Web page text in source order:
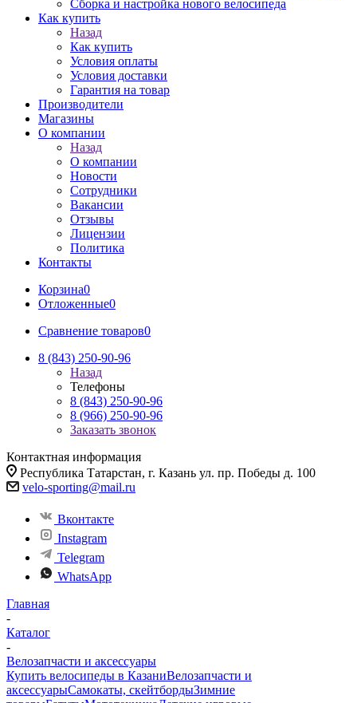
Сборка и настройка нового велосипеда
Как купить
Назад
Как купить
Условия оплаты
Условия доставки
Гарантия на товар
Производители
Магазины
О компании
Назад
О компании
Новости
Сотрудники
Вакансии
Отзывы
Лицензии
Политика
Контакты
Корзина0
Отложенные0
Сравнение товаров0
8 (843) 250-90-96
Назад
Телефоны
8 (843) 250-90-96
8 (966) 250-90-96
Заказать звонок
Контактная информация
Республика Татарстан, г. Казань ул. пр. Победы д. 100
velo-sporting@mail.ru
Вконтакте
Instagram
Telegram
WhatsApp
Главная
-
Каталог
-
Велозапчасти и аксессуары
Купить велосипеды в КазаниВелозапчасти и
аксессуарыСамокаты, скейтбордыЗимние